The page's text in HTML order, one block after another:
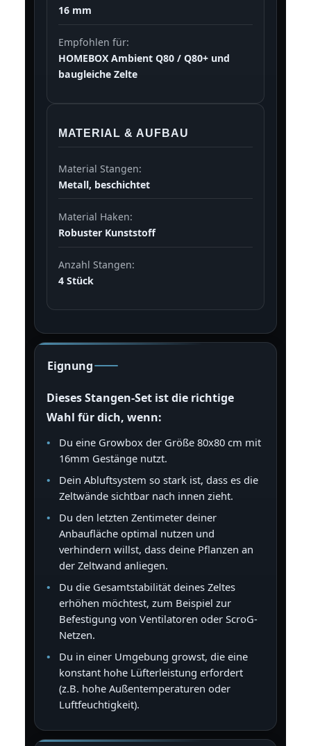
16 mm
Empfohlen für:
HOMEBOX Ambient Q80 / Q80+ und
baugleiche Zelte
MATERIAL & AUFBAU
Material Stangen:
Metall, beschichtet
Material Haken:
Robuster Kunststoff
Anzahl Stangen:
4 Stück
Eignung
Dieses Stangen-Set ist die richtige
Wahl für dich, wenn:
Du eine Growbox der Größe 80x80 cm mit
16mm Gestänge nutzt.
Dein Abluftsystem so stark ist, dass es die
Zeltwände sichtbar nach innen zieht.
Du den letzten Zentimeter deiner
Anbaufläche optimal nutzen und
verhindern willst, dass deine Pflanzen an
der Zeltwand anliegen.
Du die Gesamtstabilität deines Zeltes
erhöhen möchtest, zum Beispiel zur
Befestigung von Ventilatoren oder ScroG-
Netzen.
Du in einer Umgebung growst, die eine
konstant hohe Lüfterleistung erfordert
(z.B. hohe Außentemperaturen oder
Luftfeuchtigkeit).